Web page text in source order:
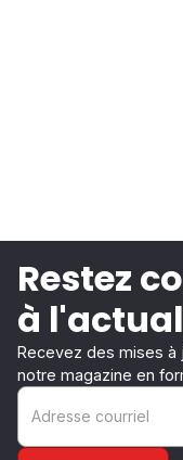
Restez
à
Recevez des mises
notre magazine en